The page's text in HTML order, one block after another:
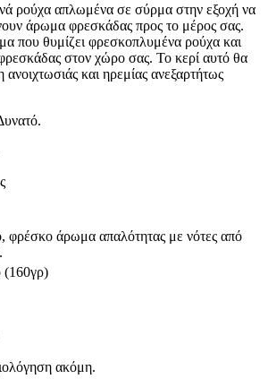
ρούχα απλωμένα σε σύρμα στην εξοχή να
άρωμα φρεσκάδας προς το μέρος σας.
που θυμίζει φρεσκοπλυμένα ρούχα και
στον χώρο σας. Το κερί αυτό θα
και ηρεμίας ανεξαρτήτως
φρέσκο άρωμα απαλότητας με νότες από
(160γρ)
ακόμη.